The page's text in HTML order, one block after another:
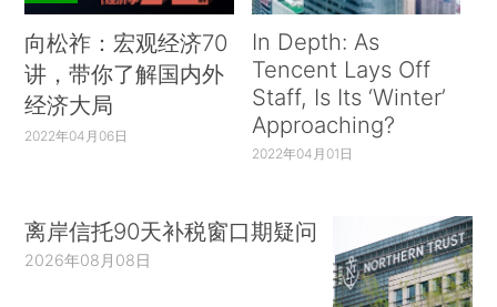
向松祚：宏观经济70
讲，带你了解国内外
经济大局
2022年04月06日
In Depth: As
Tencent Lays Off
Staff, Is Its ‘Winter’
Approaching?
2022年04月01日
离岸信托90天补税窗口期疑问
2026年08月08日